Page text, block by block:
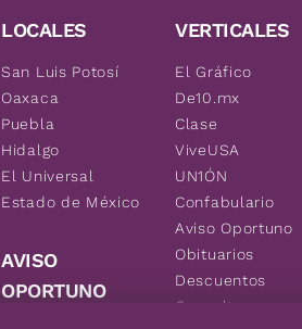
LOCALES
San Luis Potosí
Oaxaca
Puebla
Hidalgo
El Universal
Estado de México
AVISO
OPORTUNO
VERTICALES
El Gráfico
De10.mx
Clase
ViveUSA
UN1ÓN
Confabulario
Aviso Oportuno
Obituarios
Descuentos
Consultas